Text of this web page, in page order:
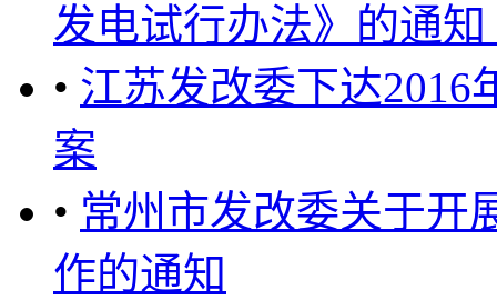
发电试行办法》的通知
• 江苏发改委下达2016
案
• 常州市发改委关于开
作的通知